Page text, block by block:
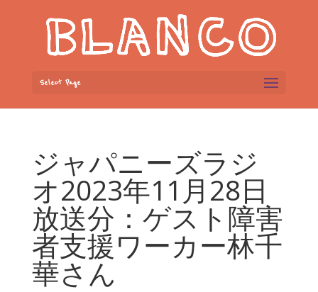
Select Page
ジャパニーズラジ
オ2023年11月28日
放送分：ゲスト障害
者支援ワーカー林千
華さん